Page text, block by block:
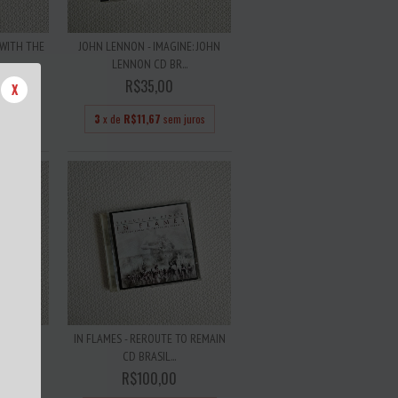
X
THE
JOHN LENNON - IMAGINE: JOHN
LENNON CD BR...
R$35,00
3 x de R$11,67 sem juros
THE
IN FLAMES - REROUTE TO REMAIN
CD BRASIL...
R$100,00